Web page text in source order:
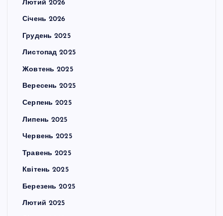
Лютий 2026
Січень 2026
Грудень 2025
Листопад 2025
Жовтень 2025
Вересень 2025
Серпень 2025
Липень 2025
Червень 2025
Травень 2025
Квітень 2025
Березень 2025
Лютий 2025